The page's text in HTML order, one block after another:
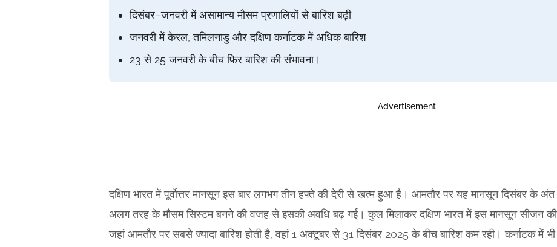
दिसंबर–जनवरी में असामान्य मौसम प्रणालियों से बारिश बढ़ी
जनवरी में केरल, तमिलनाडु और दक्षिण कर्नाटक में अधिक बारिश
23 से 25 जनवरी के बीच फिर बारिश की संभावना।
Advertisement
दक्षिण भारत में पूर्वोत्तर मानसून इस बार लगभग तीन हफ्ते की देरी से खत्म हुआ है। आमतौर पर यह मानसून दिसंबर के
अलग तरह के मौसम सिस्टम बनने की वजह से इसकी अवधि बढ़ गई। कुल मिलाकर दक्षिण भारत में इस मानसून सीजन की
जहां आमतौर पर सबसे ज्यादा बारिश होती है, वहां 1 अक्टूबर से 31 दिसंबर 2025 के बीच बारिश कम रही। कर्नाटक में